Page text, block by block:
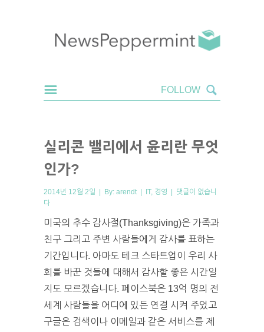
실리콘 밸리에서 윤리란 무엇
인가?
2014년 12월 2일 | By: arendt | IT, 경영 | 댓글이 없습니
다
미국의 추수 감사절(Thanksgiving)은 가족과
친구 그리고 주변 사람들에게 감사를 표하는
기간입니다. 아마도 테크 스타트업이 우리 사
회를 바꾼 것들에 대해서 감사할 좋은 시간일
지도 모르겠습니다. 페이스북은 13억 명의 전
세계 사람들을 어디에 있든 연결 시켜 주었고
구글은 검색이나 이메일과 같은 서비스를 제